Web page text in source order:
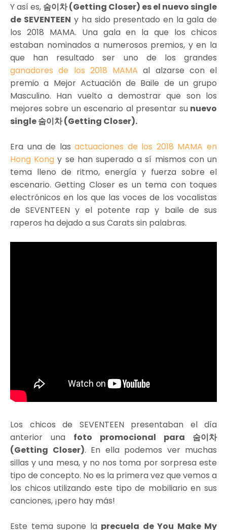
Y así es, 숨이차 (Getting Closer) es el nuevo single
de SEVENTEEN y ha sido presentado en la gala de
los 2018 MAMA. Una gala en la que los chicos
estaban nominados a numerosos premios, y en la
que han resultado ser uno de los grandes
ganadores de los 2018 MAMA al alzarse con el
premio a Mejor Actuación de Baile de un grupo
Masculino. Han vuelto a demostrar que son los
mejores sobre un escenario al presentar sunuevo
single 숨이차 (Getting Closer).
Era una de lasactuaciones de los 2018 MAMA en
Hong Kong y se han superado a sí mismos con un
tema lleno de ritmo, energía y fuerza sobre el
escenario. Getting Closer es un tema con toques
electrónicos en los que las voces de los vocalistas
de SEVENTEEN y el potente rap y baile de sus
raperos ha dejado a sus Carats sin palabras.
Los chicos de SEVENTEEN presentaban el día
anterior una foto promocional para 숨이차
(Getting Closer). En ella podemos ver muchas
sillas y una mesa, y no nos toma por sorpresa este
tipo de concepto. No es la primera vez que vemos a
los chicos utilizando este tipo de mobiliario en sus
canciones, ¡pero hay más!
Este tema supone la precuela de You Make My